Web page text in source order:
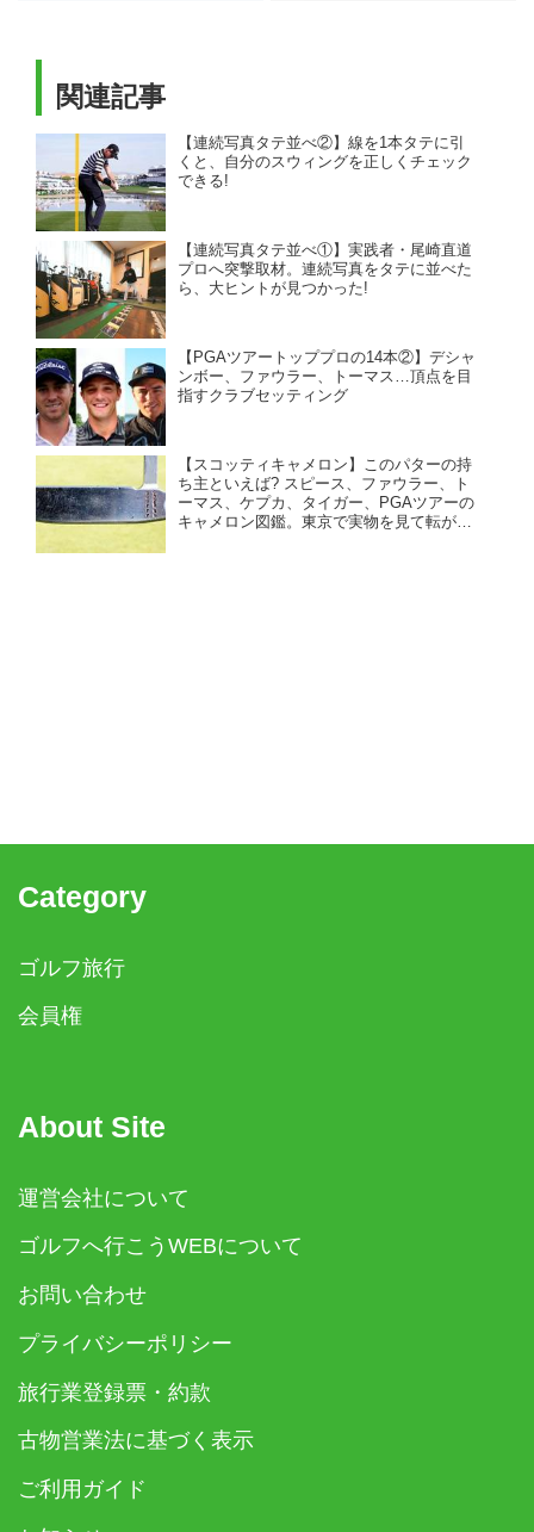
関連記事
【連続写真タテ並べ②】線を1本タテに引
くと、自分のスウィングを正しくチェック
できる!
【連続写真タテ並べ①】実践者・尾崎直道
プロへ突撃取材。連続写真をタテに並べた
ら、大ヒントが見つかった!
【PGAツアートッププロの14本②】デシャ
ンボー、ファウラー、トーマス…頂点を目
指すクラブセッティング
【スコッティキャメロン】このパターの持
ち主といえば? スピース、ファウラー、ト
ーマス、ケプカ、タイガー、PGAツアーの
キャメロン図鑑。東京で実物を見て転がし
Category
ゴルフ旅行
会員権
About Site
運営会社について
ゴルフへ行こうWEBについて
お問い合わせ
プライバシーポリシー
旅行業登録票・約款
古物営業法に基づく表示
ご利用ガイド